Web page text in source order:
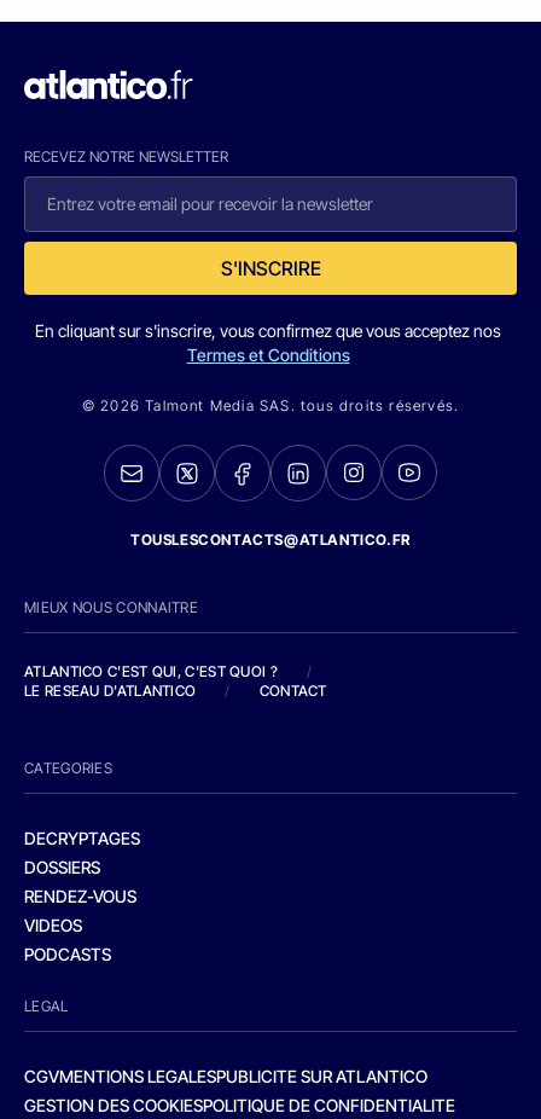
RECEVEZ NOTRE NEWSLETTER
S'INSCRIRE
En cliquant sur s'inscrire, vous confirmez que vous acceptez nos
Termes et Conditions
© 2026 Talmont Media SAS. tous droits réservés.
TOUSLESCONTACTS@ATLANTICO.FR
MIEUX NOUS CONNAITRE
ATLANTICO C'EST QUI, C'EST QUOI ?
/
LE RESEAU D'ATLANTICO
/ CONTACT
CATEGORIES
DECRYPTAGES
DOSSIERS
RENDEZ-VOUS
VIDEOS
PODCASTS
LEGAL
CGVMENTIONS LEGALESPUBLICITE SUR ATLANTICO
GESTION DES COOKIESPOLITIQUE DE CONFIDENTIALITE